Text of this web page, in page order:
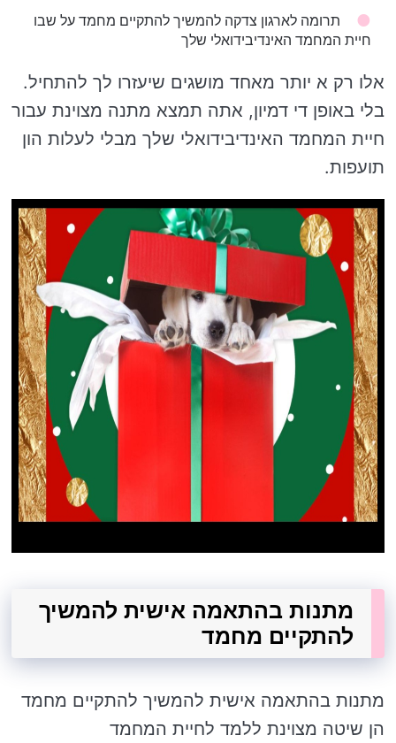
תרומה לארגון צדקה להמשיך להתקיים מחמד על שבו
חיית המחמד האינדיבידואלי שלך
אלו רק א יותר מאחד מושגים שיעזרו לך להתחיל.
בלי באופן די דמיון, אתה תמצא מתנה מצוינת עבור
חיית המחמד האינדיבידואלי שלך מבלי לעלות הון
תועפות.
מתנות בהתאמה אישית להמשיך
להתקיים מחמד
מתנות בהתאמה אישית להמשיך להתקיים מחמד
הן שיטה מצוינת ללמד לחיית המחמד